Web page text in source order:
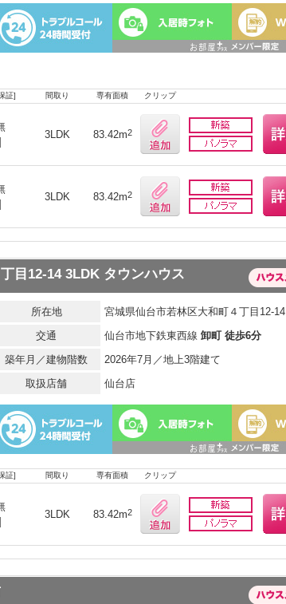
証] 間取り 専有面積 クリップ
3LDK 83.42m2
3LDK 83.42m2
目12-14 3LDK タウンハウス
所在地
宮城県仙台市若林区大和町４丁目12-14
交通
仙台市地下鉄東西線 卸町 徒歩6分
築年月／建物階数
2026年7月／地上3階建て
取扱店舗
仙台店
証] 間取り 専有面積 クリップ
3LDK 83.42m2